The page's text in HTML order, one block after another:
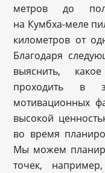
метров до
на Кумбха-меле
километров от
Благодаря
выяснить,
проходить в
мотивационных
высокой
во время
Мы можем
точек,